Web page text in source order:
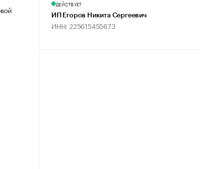
ДЕЙСТВУЕТ
ИП Егоров Никита Сергеевич
ИНН: 225615455673